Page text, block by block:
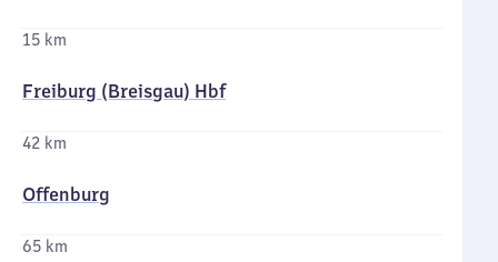
15 km
Freiburg (Breisgau) Hbf
42 km
Offenburg
65 km